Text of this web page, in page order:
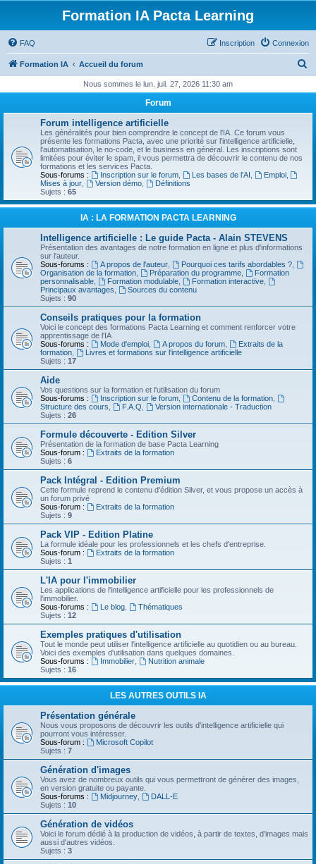
Formation IA Pacta Learning
FAQ Connexion
Inscription
Formation IA Accueil du forum
h
e
Nous sommes le lun. juil. 27, 2026 11:30 am
Forum
Forum intelligence artificielle
Les généralités pour bien comprendre le concept de l'IA. Ce forum vous
présente les formations Pacta, avec une priorité sur l'intelligence artificielle,
l'automatisation, le no-code, et le business en général. Les inscriptions sont
limitées pour éviter le spam, il vous permettra de découvrir le contenu de nos
formations et les services Pacta.
Sous-forums :
Inscription sur le forum, Les bases de l'AI Emploi,
Mises à jour
Version démo,
Définitions
Sujets : 65
IA : LA FORMATION PACTA LEARNING
Intelligence artificielle : Le guide Pacta - Alain STEVENS
Présentation des avantages de notre formation en ligne et plus d'informations
sur l'auteur.
Sous-forums :
A propos de l'auteur, Pourquoi ces tarifs abordables ?,
Organisation de la formation
Préparation du programme,
Formation
personnalisable
Formation modulable, Formation interactive,
Principaux avantages
Sources du contenu
Sujets : 90
Conseils pratiques pour la formation
Voici le concept des formations Pacta Learning et comment renforcer votre
apprentissage de l'IA
Sous-forums :
Mode d'emploi, A propos du forum,
Extraits de la
formation
Livres et formations sur l'intelligence artificielle
Sujets : 17
Aide
Vos questions sur la formation et l'utilisation du forum
Sous-forums :
Inscription sur le forum, Contenu de la formation,
Structure des cours
F.A.Q
Version internationale - Traduction
Sujets : 26
Formule découverte - Edition Silver
Présentation de la formation de base Pacta Learning
Sous-forum :
Extraits de la formation
Sujets : 6
Pack Intégral - Edition Premium
Cette formule reprend le contenu d'édition Silver, et vous propose un accès à
un forum privé
Sous-forum :
Extraits de la formation
Sujets : 9
Pack VIP - Edition Platine
La formule idéale pour les professionnels et les chefs d'entreprise.
Sous-forum :
Extraits de la formation
Sujets : 1
L'IA pour l'immobilier
Les applications de l'intelligence artificielle pour les professionnels de
l'immobilier.
Sous-forums :
Le blog,
Thématiques
Sujets : 12
Exemples pratiques d'utilisation
Tout le monde peut utiliser l'intelligence artificielle au quotidien ou au bureau.
Voici des exemples d'utilisation dans quelques domaines.
Sous-forums :
Immobilier,
Nutrition animale
Sujets : 16
LES AUTRES OUTILS IA
Présentation générale
Nous vous proposons de découvrir les outils d'intelligence artificielle qui
pourront vous intéresser.
Sous-forum :
Microsoft Copilot
Sujets : 7
Génération d'images
Vous avez de nombreux outils qui vous permettront de générer des images,
en version gratuite ou payante.
Sous-forums :
Midjourney,
DALL-E
Sujets : 10
Génération de vidéos
Voici le forum dédié à la production de vidéos, à partir de textes, d'images mais
aussi d'autres vidéos.
Sujets : 3